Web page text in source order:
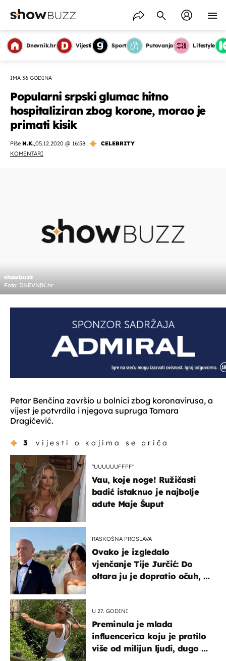
Dnevnik.hr Vijesti Sport Putovanja Lifestyle
IMA 36 GODINA
Popularni srpski glumac hitno
hospitaliziran zbog korone, morao je
primati kisik
Piše N.K.,05.12.2020 @ 16:58
CELEBRITY
KOMENTARI
showbuzz
Foto: DNEVNIK.hr
Petar Benčina završio u bolnici zbog koronavirusa, a
vijest je potvrdila i njegova supruga Tamara
Dragičević.
3 vijesti o kojima se priča
"UUUUUUFFFF"
Vau, koje noge! Ružičasti
badić istaknuo je najbolje
adute Maje Šuput
RASKOŠNA PROSLAVA
Ovako je izgledalo
vjenčanje Tije Jurčić: Do
oltara ju je dopratio očuh, a
U 27. GODINI
Preminula je mlada
influencerica koju je pratilo
više od milijun ljudi, dugo se